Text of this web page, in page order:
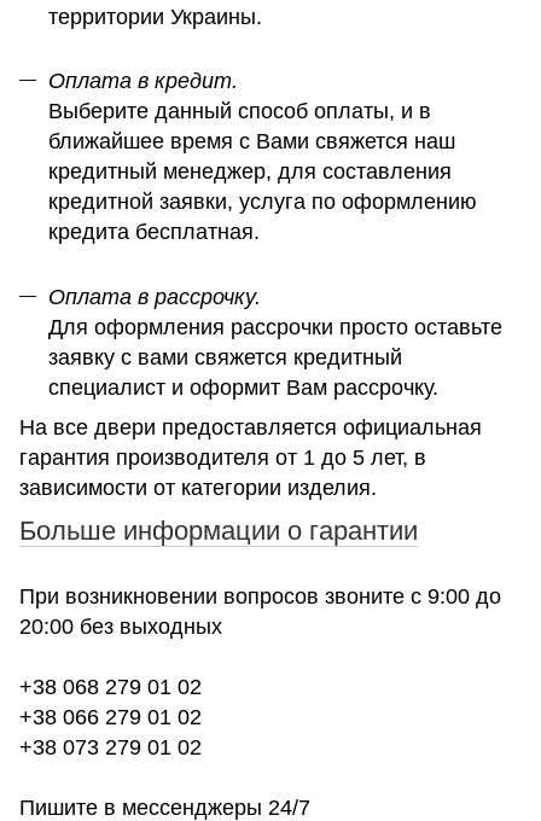
территории Украины.
Оплата в кредит.
Выберите данный способ оплаты, и в
ближайшее время с Вами свяжется наш
кредитный менеджер, для составления
кредитной заявки, услуга по оформлению
кредита бесплатная.
Оплата в рассрочку.
Для оформления рассрочки просто оставьте
заявку с вами свяжется кредитный
специалист и оформит Вам рассрочку.
На все двери предоставляется официальная
гарантия производителя от 1 до 5 лет, в
зависимости от категории изделия.
Больше информации о гарантии
При возникновении вопросов звоните с 9:00 до
20:00 без выходных
+38 068 279 01 02
+38 066 279 01 02
+38 073 279 01 02
Пишите в мессенджеры 24/7